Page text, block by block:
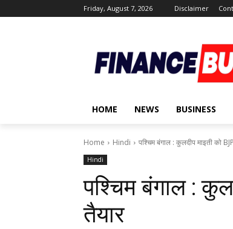
Friday, August 7, 2026 Disclaimer
HOME NEWS BUSINESS
Home Hindi पश्चिम बंगाल : कुलदीप माइती को
Hindi
पश्चिम बंगाल :
तैयार